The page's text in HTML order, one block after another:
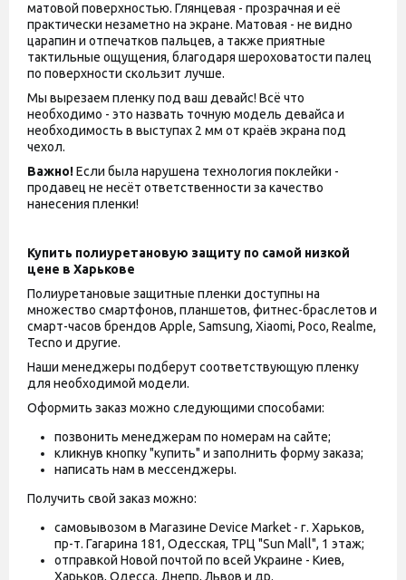
матовой поверхностью. Глянцевая - прозрачная и её
практически незаметно на экране. Матовая - не видно
царапин и отпечатков пальцев, а также приятные
тактильные ощущения, благодаря шероховатости палец
по поверхности скользит лучше.
Мы вырезаем пленку под ваш девайс! Всё что
необходимо - это назвать точную модель девайса и
необходимость в выступах 2 мм от краёв экрана под
чехол.
Важно!Если была нарушена технология поклейки -
продавец не несёт ответственности за качество
нанесения пленки!
Купить полиуретановую защиту по самой низкой
цене в Харькове
Полиуретановые защитные пленки доступны на
множество смартфонов, планшетов, фитнес-браслетов и
смарт-часов брендов Apple, Samsung, Xiaomi, Poco, Realme,
Tecno и другие.
Наши менеджеры подберут соответствующую пленку
для необходимой модели.
Оформить заказ можно следующими способами:
позвонить менеджерам по номерам на сайте;
кликнув кнопку "купить" и заполнить форму заказа;
написать нам в мессенджеры.
Получить свой заказ можно:
самовывозом в Магазине Device Market - г. Харьков,
пр-т. Гагарина 181, Одесская, ТРЦ "Sun Mall", 1 этаж;
отправкой Новой почтой по всей Украине - Киев,
Харьков, Одесса, Днепр, Львов и др.